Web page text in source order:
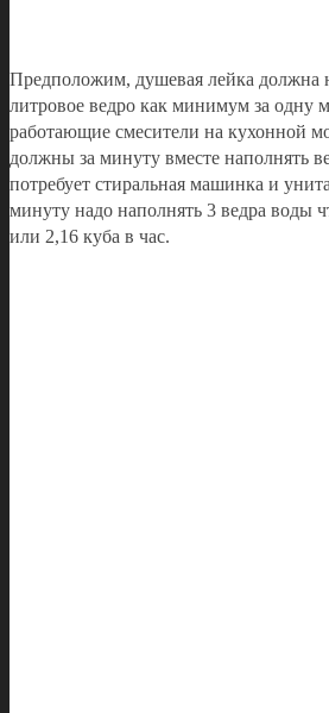
Предположим, душевая лейка должна
литровое ведро как минимум за одну
работающие смесители на кухонной
должны за минуту вместе наполнять
потребует стиральная машинка и
минуту надо наполнять 3 ведра воды
или 2,16 куба в час.